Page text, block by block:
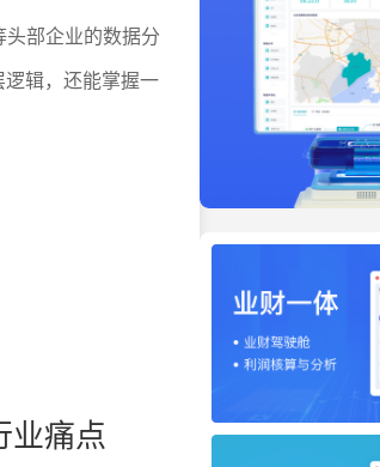
头部企业的数据分
辑，还能掌握一
业痛点